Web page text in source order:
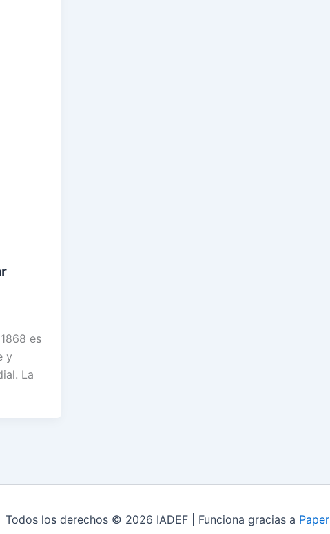
es
y
La
Todos los derechos © 2026 IADEF | Funciona gracias a